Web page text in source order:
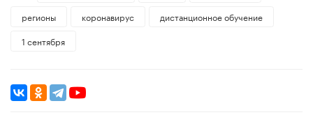
регионы
коронавирус
дистанционное обучение
1 сентября